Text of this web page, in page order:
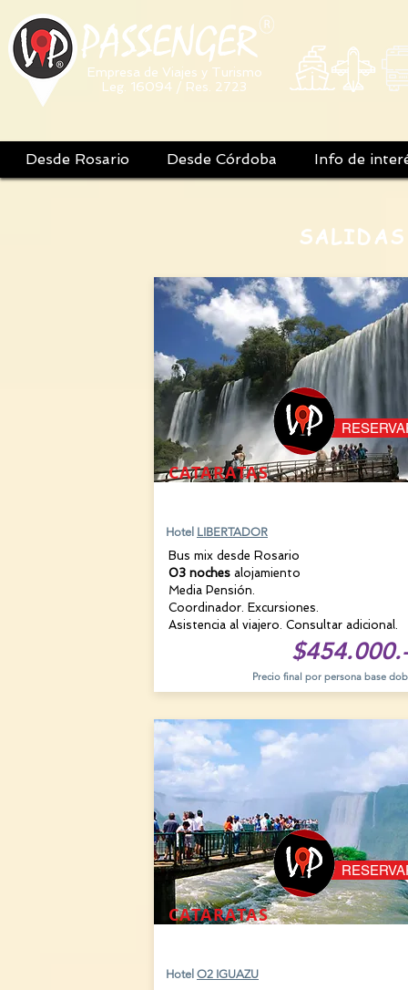
PASSENGER
Empresa de Viajes y Turismo
Leg. 16094 / Res. 2723
Desde Rosario Desde Córdoba Info de
CATARATAS
Hotel LIBERTADOR
Bus mix desde Rosario
03 noches alojamiento
Media Pensión.
Coordinador. Excursiones.
Asistencia al viajero. Consultar adicional.
$454.000.-
Precio final por persona base
CATARATAS
Hotel O2 IGUAZU